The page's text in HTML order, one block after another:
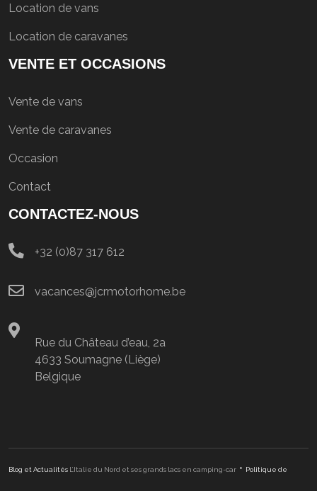
Location de vans
Location de caravanes
VENTE ET OCCASIONS
Vente de vans
Vente de caravanes
Occasion
Contact
CONTACTEZ-NOUS
+32 (0)87 317 612
vacances@jcrmotorhome.be
Rue du Château d’eau, 2a
4633 Soumagne (Liège)
Belgique
Blog et Actualités L’Italie du Nord et ses grands lacs en camping-car • Politique de